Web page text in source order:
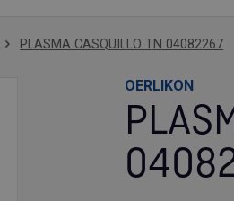
PLASMA CASQUILLO TN 04082267
OERLIKON